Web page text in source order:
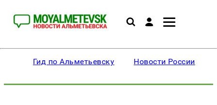
Гид по Альметьевску Новости России